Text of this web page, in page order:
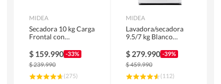
MIDEA
Secadora 10 kg Carga
Frontal con
MD100A100/W2
$ 159.990 -33%
$239.990
(275)
MIDEA
Lavadora/secadora
9.5/7 kg Blanco
$ 279.990 -39%
$459.990
(112)